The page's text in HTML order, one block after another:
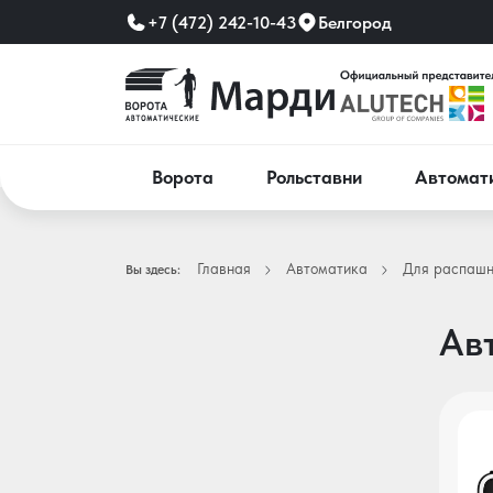
+7 (472) 242-10-43 Белгород
Ворота Рольставни
Вы здесь: Главная Автоматика Для